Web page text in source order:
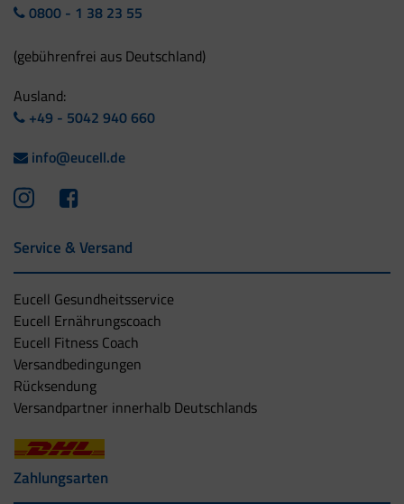
0800 - 1 38 23 55
(gebührenfrei aus Deutschland)
Ausland:
+49 - 5042 940 660
info@eucell.de
Service & Versand
Eucell Gesundheitsservice
Eucell Ernährungscoach
Eucell Fitness Coach
Versandbedingungen
Rücksendung
Versandpartner innerhalb Deutschlands
Zahlungsarten